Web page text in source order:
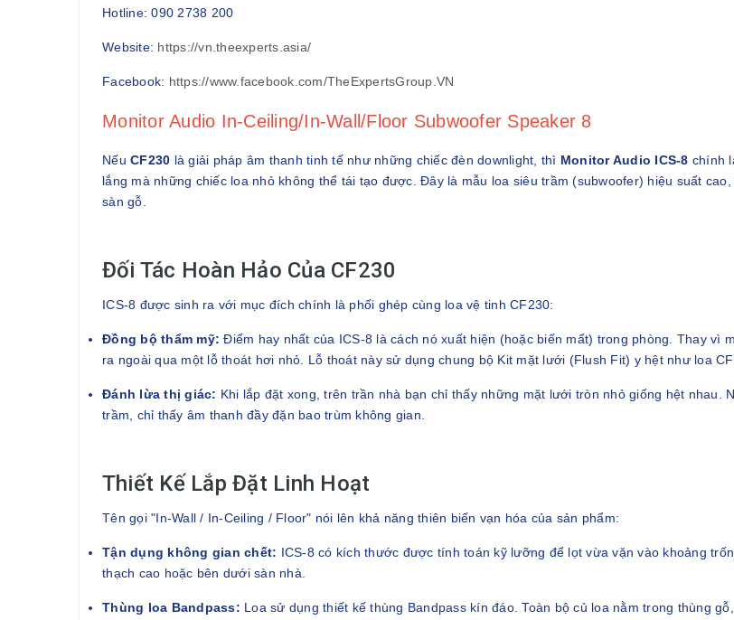
Hotline: 090 2738 200
Website: https://vn.theexperts.asia/
Facebook: https://www.facebook.com/TheExpertsGroup.VN
Monitor Audio In-Ceiling/In-Wall/Floor Subwoofer Speaker 8
Nếu CF230 là giải pháp âm thanh tinh tế như những chiếc đèn downlight, thì Monitor Audio ICS-8 chính
lắng mà những chiếc loa nhỏ không thể tái tạo được. Đây là mẫu loa siêu trầm (subwoofer) hiệu suất
sàn gỗ.
Đối Tác Hoàn Hảo Của CF230
ICS-8 được sinh ra với mục đích chính là phối ghép cùng loa vệ tinh CF230:
Đồng bộ thẩm mỹ: Điểm hay nhất của ICS-8 là cách nó xuất hiện (hoặc biến mất) trong phòng. Thay vì
ra ngoài qua một lỗ thoát hơi nhỏ. Lỗ thoát này sử dụng chung bộ Kit mặt lưới (Flush Fit) y hệt như loa
Đánh lừa thị giác: Khi lắp đặt xong, trên trần nhà bạn chỉ thấy những mặt lưới tròn nhỏ giống hệt nhau.
trầm, chỉ thấy âm thanh đầy đặn bao trùm không gian.
Thiết Kế Lắp Đặt Linh Hoạt
Tên gọi "In-Wall / In-Ceiling / Floor" nói lên khả năng thiên biến vạn hóa của sản phẩm:
Tận dụng không gian chết: ICS-8 có kích thước được tính toán kỹ lưỡng để lọt vừa vặn vào khoảng
thạch cao hoặc bên dưới sàn nhà.
Thùng loa Bandpass: Loa sử dụng thiết kế thùng Bandpass kín đáo. Toàn bộ củ loa nằm trong thùng